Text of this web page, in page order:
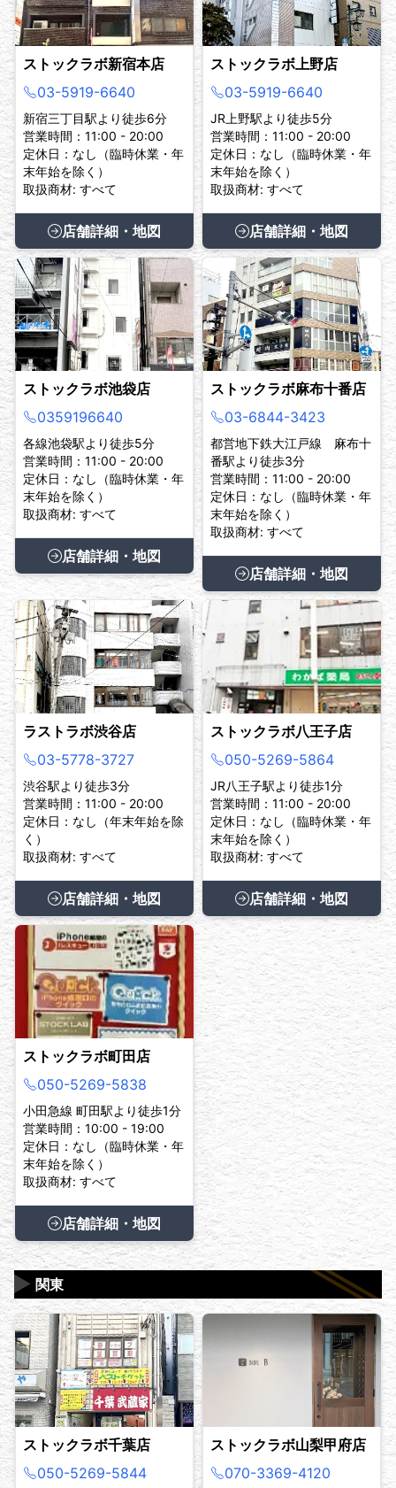
ストックラボ新宿本店
03-5919-6640
新宿三丁目駅より徒歩6分
営業時間：11:00 - 20:00
定休日：なし（臨時休業・年
末年始を除く）
取扱商材: すべて
店舗詳細・地図
ストックラボ上野店
03-5919-6640
JR上野駅より徒歩5分
営業時間：11:00 - 20:00
定休日：なし（臨時休業・年
末年始を除く）
取扱商材: すべて
店舗詳細・地図
ストックラボ池袋店
0359196640
各線池袋駅より徒歩5分
営業時間：11:00 - 20:00
定休日：なし（臨時休業・年
末年始を除く）
取扱商材: すべて
店舗詳細・地図
ストックラボ麻布十番店
03-6844-3423
都営地下鉄大江戸線 麻布十
番駅より徒歩3分
営業時間：11:00 - 20:00
定休日：なし（臨時休業・年
末年始を除く）
取扱商材: すべて
店舗詳細・地図
ラストラボ渋谷店
03-5778-3727
渋谷駅より徒歩3分
営業時間：11:00 - 20:00
定休日：なし（年末年始を除
く）
取扱商材: すべて
店舗詳細・地図
ストックラボ八王子店
050-5269-5864
JR八王子駅より徒歩1分
営業時間：11:00 - 20:00
定休日：なし（臨時休業・年
末年始を除く）
取扱商材: すべて
店舗詳細・地図
ストックラボ町田店
050-5269-5838
小田急線 町田駅より徒歩1分
営業時間：10:00 - 19:00
定休日：なし（臨時休業・年
末年始を除く）
取扱商材: すべて
店舗詳細・地図
関東
▶
ストックラボ千葉店
050-5269-5844
ストックラボ山梨甲府店
070-3369-4120